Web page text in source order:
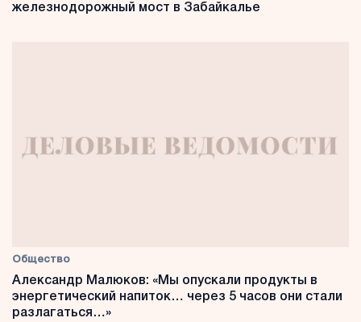
железнодорожный мост в Забайкалье
Общество
Александр Малюков: «Мы опускали продукты в
энергетический напиток… через 5 часов они стали
разлагаться…»